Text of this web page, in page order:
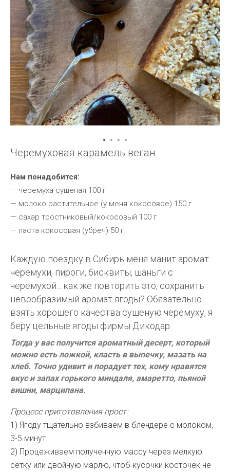
Черемуховая карамель веган
Нам понадобится:
— черемуха сушеная 100 г
— молоко растительное (у меня кокосовое) 150 г
— сахар тростниковый/кокосовый 100 г
— паста кокосовая (убреч) 50 г
Каждую поездку в Сибирь меня манит аромат
черемухи, пироги, бисквиты, шаньги с
черемухой... как же повторить это, сохранить
невообразимый аромат ягоды? Обязательно
взять хорошего качества сушеную черемуху, я
беру цельные ягоды фирмы Дикодар.
Тогда у вас получится ароматный десерт, который
можно есть ложкой, класть в выпечку, мазать на
хлеб. Точно удивит и порадует тех, кому нравятся
вкус и запах горького миндаля, амаретто, пьяной
вишни, марципана.
Процесс приготовления прост:
1) Ягоду тщательно взбиваем в блендере с молоком,
3-5 минут.
2) Процеживаем полученную массу через мелкую
сетку или двойную марлю, чтоб кусочки косточек не